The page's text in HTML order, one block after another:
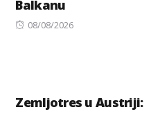
Balkanu
Posted
08/08/2026
Zemljotres u Austriji: